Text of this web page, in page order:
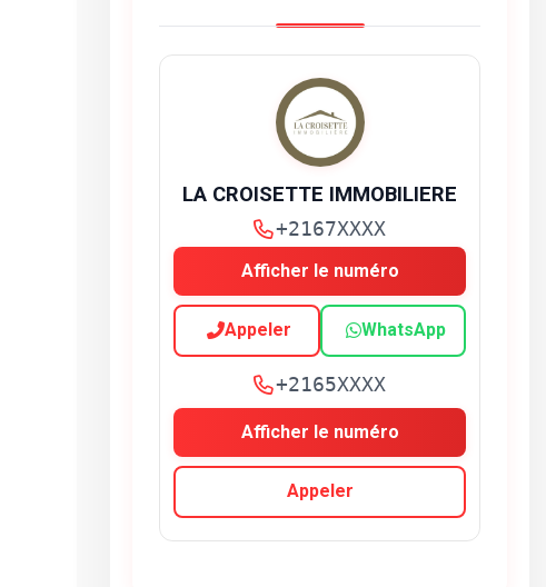
LA CROISETTE IMMOBILIERE
+2167XXXX
Afficher le numéro
Appeler WhatsApp
+2165XXXX
Afficher le numéro
Appeler